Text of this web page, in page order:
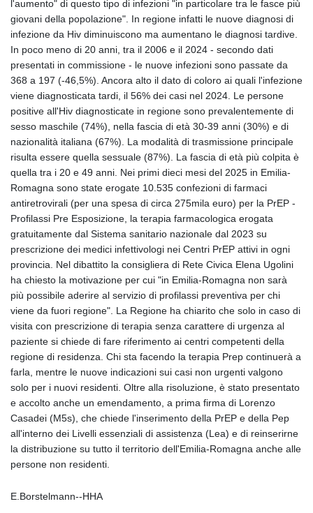
l'aumento" di questo tipo di infezioni "in particolare tra le fasce più
giovani della popolazione". In regione infatti le nuove diagnosi di
infezione da Hiv diminuiscono ma aumentano le diagnosi tardive.
In poco meno di 20 anni, tra il 2006 e il 2024 - secondo dati
presentati in commissione - le nuove infezioni sono passate da
368 a 197 (-46,5%). Ancora alto il dato di coloro ai quali l'infezione
viene diagnosticata tardi, il 56% dei casi nel 2024. Le persone
positive all'Hiv diagnosticate in regione sono prevalentemente di
sesso maschile (74%), nella fascia di età 30-39 anni (30%) e di
nazionalità italiana (67%). La modalità di trasmissione principale
risulta essere quella sessuale (87%). La fascia di età più colpita è
quella tra i 20 e 49 anni. Nei primi dieci mesi del 2025 in Emilia-
Romagna sono state erogate 10.535 confezioni di farmaci
antiretrovirali (per una spesa di circa 275mila euro) per la PrEP -
Profilassi Pre Esposizione, la terapia farmacologica erogata
gratuitamente dal Sistema sanitario nazionale dal 2023 su
prescrizione dei medici infettivologi nei Centri PrEP attivi in ogni
provincia. Nel dibattito la consigliera di Rete Civica Elena Ugolini
ha chiesto la motivazione per cui "in Emilia-Romagna non sarà
più possibile aderire al servizio di profilassi preventiva per chi
viene da fuori regione". La Regione ha chiarito che solo in caso di
visita con prescrizione di terapia senza carattere di urgenza al
paziente si chiede di fare riferimento ai centri competenti della
regione di residenza. Chi sta facendo la terapia Prep continuerà a
farla, mentre le nuove indicazioni sui casi non urgenti valgono
solo per i nuovi residenti. Oltre alla risoluzione, è stato presentato
e accolto anche un emendamento, a prima firma di Lorenzo
Casadei (M5s), che chiede l'inserimento della PrEP e della Pep
all'interno dei Livelli essenziali di assistenza (Lea) e di reinserirne
la distribuzione su tutto il territorio dell'Emilia-Romagna anche alle
persone non residenti.
E.Borstelmann--HHA